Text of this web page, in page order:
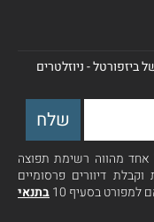
ביזפורטל - ניוזלטרים
מהווה רשימת תפוצה
דיוורים פרסומיים
בסעיף 10
בתנאי